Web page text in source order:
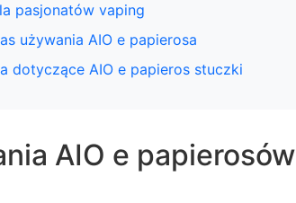
pasjonatów vaping
używania AIO e papierosa
dotyczące AIO e papieros stuczki
AIO e papierosów